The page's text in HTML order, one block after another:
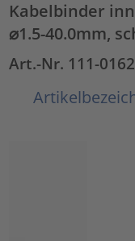
Kabelbinder
⌀1.5-40.0mm,
Art.-Nr. 111-